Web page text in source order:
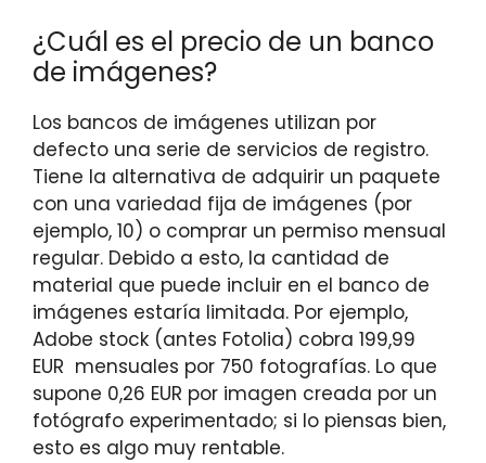
¿Cuál es el precio de un banco
de imágenes?
Los bancos de imágenes utilizan por
defecto una serie de servicios de registro.
Tiene la alternativa de adquirir un paquete
con una variedad fija de imágenes (por
ejemplo, 10) o comprar un permiso mensual
regular. Debido a esto, la cantidad de
material que puede incluir en el banco de
imágenes estaría limitada. Por ejemplo,
Adobe stock (antes Fotolia) cobra 199,99
EUR mensuales por 750 fotografías. Lo que
supone 0,26 EUR por imagen creada por un
fotógrafo experimentado; si lo piensas bien,
esto es algo muy rentable.